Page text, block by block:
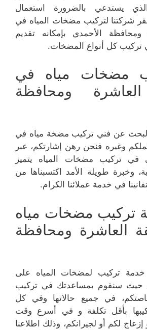
يستدعي بالضرورة استعمال
شركتنا لتركيب مضخات المياه في
ومحافظة الأحمدي بإمكانه تقديم
كل أنواع المضخات.
مضخات مياه في
ومحافظة
عن فني تركيب مضخة مياه في
وغيره فنحن رهن إشارتكم، عبر
تركيب مضخات المياه يتميز
وخبرة طويلة الأمد اكتسبناها من
في خدمة عملائنا الكرام.
تركيب مضخات مياه
العاشرة ومحافظة
تركيب لمضخات المياه على
حيث سنقوم بمساعدتك في تركيب
في جميع حالاتها وفي كل
بأقل تكلفة و في أسرع وقت
لكم أو لجيرانكم، وذلك اطلاعنا